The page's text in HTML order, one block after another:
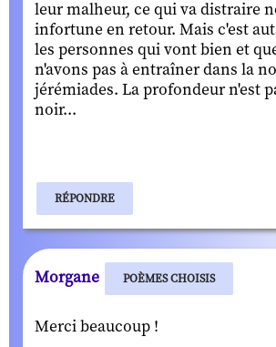
leur malheur, ce qui va distraire
infortune en retour. Mais c'est
les personnes qui vont bien et
n'avons pas à entraîner dans la
jérémiades. La profondeur n'est
noir...
RÉPONDRE
Morgane POÈMES CHOISIS
Merci beaucoup !